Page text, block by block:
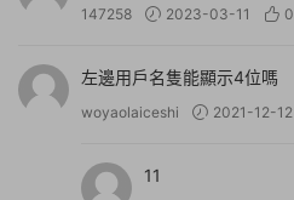
147258 2023-03-11 0
左邊用戶名隻能顯示4位嗎
woyaolaiceshi 2021-12-12
11